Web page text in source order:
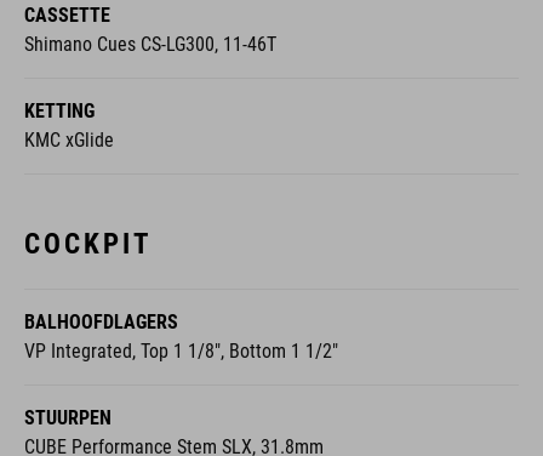
CASSETTE
Shimano Cues CS-LG300, 11-46T
KETTING
KMC xGlide
COCKPIT
BALHOOFDLAGERS
VP Integrated, Top 1 1/8", Bottom 1 1/2"
STUURPEN
CUBE Performance Stem SLX, 31.8mm